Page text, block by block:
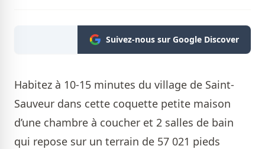
Suivez-nous sur Google Discover
Habitez à 10-15 minutes du village de Saint-
Sauveur dans cette coquette petite maison
d’une chambre à coucher et 2 salles de bain
qui repose sur un terrain de 57 021 pieds